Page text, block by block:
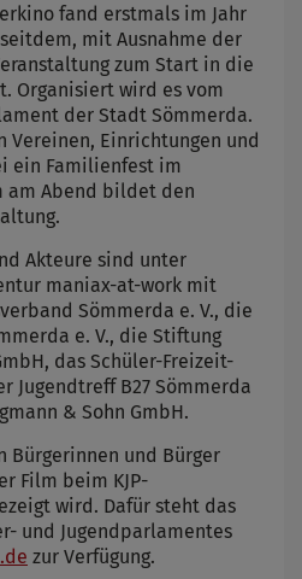
fand erstmals im Jahr
mit Ausnahme der
zum Start in die
Organisiert wird es vom
der Stadt Sömmerda.
Vereinen, Einrichtungen und
ein Familienfest im
am Abend bildet den
Akteure sind unter
maniax-at-work mit
Sömmerda e. V., die
e. V., die Stiftung
das Schüler-Freizeit-
Jugendtreff B27 Sömmerda
& Sohn GmbH.
Bürgerinnen und Bürger
Film beim KJP-
wird. Dafür steht das
und Jugendparlamentes
zur Verfügung.